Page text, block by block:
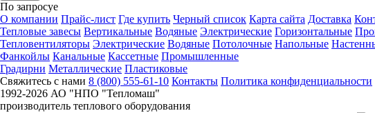
По запросуе
О компании Прайс-лист Где купить Черный список Карта сайта Доставка
Тепловые завесы Вертикальные Водяные Электрические Горизонтальные
Тепловентиляторы Электрические Водяные Потолочные Напольные
Фанкойлы Канальные Кассетные Промышленные
Градирни Металлические Пластиковые
Свяжитесь с нами 8 (800) 555-61-10 Контакты Политика конфиденциальности
1992-2026 АО "НПО "Тепломаш"
производитель теплового оборудования